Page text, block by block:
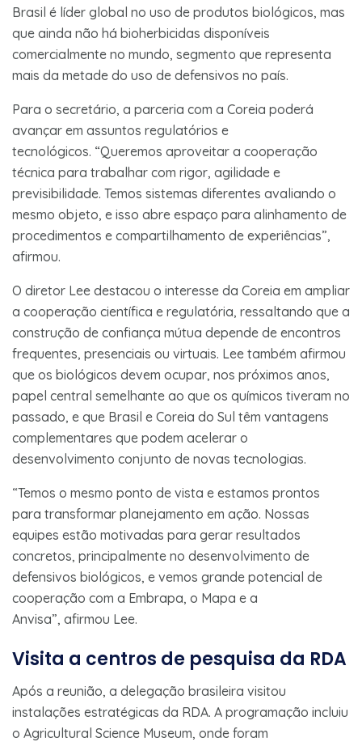
Brasil é líder global no uso de produtos biológicos, mas
que ainda não há bioherbicidas disponíveis
comercialmente no mundo, segmento que representa
mais da metade do uso de defensivos no país.
Para o secretário, a parceria com a Coreia poderá
avançar em assuntos regulatórios e
tecnológicos. “Queremos aproveitar a cooperação
técnica para trabalhar com rigor, agilidade e
previsibilidade. Temos sistemas diferentes avaliando o
mesmo objeto, e isso abre espaço para alinhamento de
procedimentos e compartilhamento de experiências”,
afirmou.
O diretor Lee destacou o interesse da Coreia em ampliar
a cooperação científica e regulatória, ressaltando que a
construção de confiança mútua depende de encontros
frequentes, presenciais ou virtuais. Lee também afirmou
que os biológicos devem ocupar, nos próximos anos,
papel central semelhante ao que os químicos tiveram no
passado, e que Brasil e Coreia do Sul têm vantagens
complementares que podem acelerar o
desenvolvimento conjunto de novas tecnologias.
“Temos o mesmo ponto de vista e estamos prontos
para transformar planejamento em ação. Nossas
equipes estão motivadas para gerar resultados
concretos, principalmente no desenvolvimento de
defensivos biológicos, e vemos grande potencial de
cooperação com a Embrapa, o Mapa e a
Anvisa”, afirmou Lee.
Visita a centros de pesquisa da RDA
Após a reunião, a delegação brasileira visitou
instalações estratégicas da RDA. A programação incluiu
o Agricultural Science Museum, onde foram